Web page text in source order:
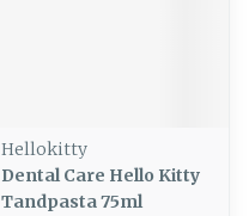
Hellokitty
Dental Care Hello Kitty
Tandpasta 75ml